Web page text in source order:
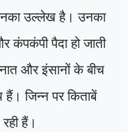
उल्लेख है। उनका
पैदा हो जाती
और इंसानों के बीच
हैं। जिन्न पर किताबें
हैं।